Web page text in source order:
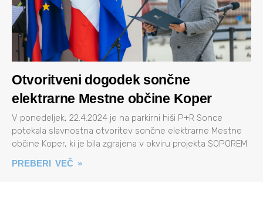
Otvoritveni dogodek sončne
elektrarne Mestne občine Koper
V ponedeljek, 22.4.2024 je na parkirni hiši P+R Sonce
potekala slavnostna otvoritev sončne elektrarne Mestne
občine Koper, ki je bila zgrajena v okviru projekta SOPOREM.
PREBERI VEČ »